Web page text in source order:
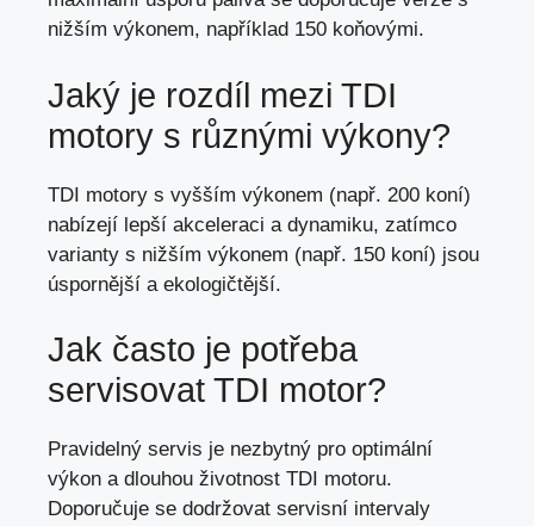
nižším výkonem, například 150 koňovými.
Jaký je rozdíl mezi TDI
motory s různými výkony?
TDI motory s vyšším výkonem (např. 200 koní)
nabízejí lepší akceleraci a dynamiku, zatímco
varianty s nižším výkonem (např. 150 koní) jsou
úspornější a ekologičtější.
Jak často je potřeba
servisovat TDI motor?
Pravidelný servis je nezbytný pro optimální
výkon a dlouhou životnost TDI motoru.
Doporučuje se dodržovat servisní intervaly